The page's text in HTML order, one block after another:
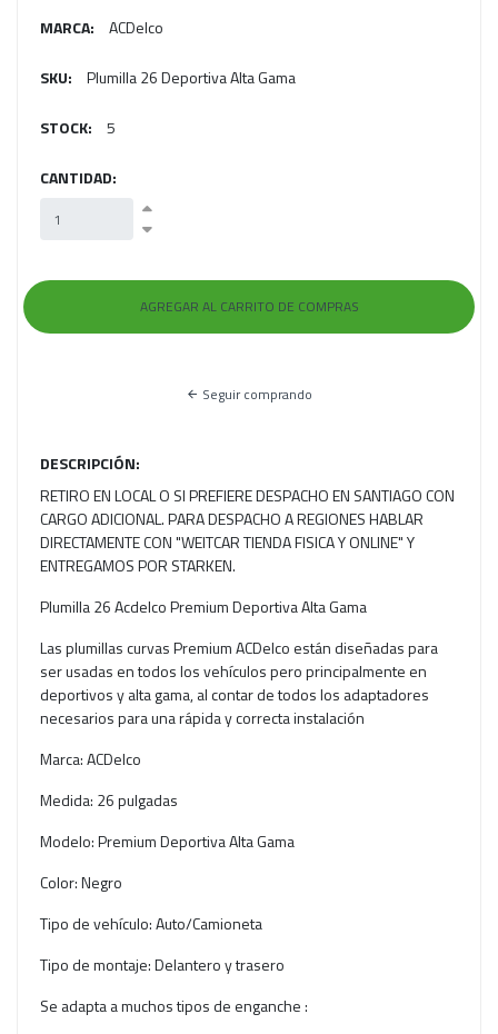
MARCA: ACDelco
SKU: Plumilla 26 Deportiva Alta Gama
STOCK: 5
CANTIDAD:
Seguir comprando
DESCRIPCIÓN:
RETIRO EN LOCAL O SI PREFIERE DESPACHO EN SANTIAGO CON
CARGO ADICIONAL. PARA DESPACHO A REGIONES HABLAR
DIRECTAMENTE CON "WEITCAR TIENDA FISICA Y ONLINE" Y
ENTREGAMOS POR STARKEN.
Plumilla 26 Acdelco Premium Deportiva Alta Gama
Las plumillas curvas Premium ACDelco están diseñadas para
ser usadas en todos los vehículos pero principalmente en
deportivos y alta gama, al contar de todos los adaptadores
necesarios para una rápida y correcta instalación
Marca: ACDelco
Medida: 26 pulgadas
Modelo: Premium Deportiva Alta Gama
Color: Negro
Tipo de vehículo: Auto/Camioneta
Tipo de montaje: Delantero y trasero
Se adapta a muchos tipos de enganche :